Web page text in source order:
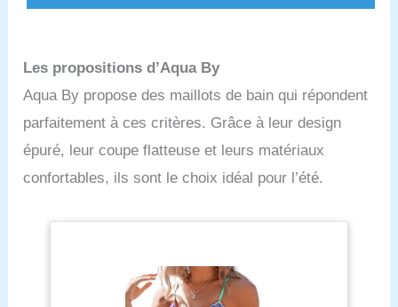
Les propositions d’Aqua By
Aqua By propose des maillots de bain qui répondent
parfaitement à ces critères. Grâce à leur design
épuré, leur coupe flatteuse et leurs matériaux
confortables, ils sont le choix idéal pour l’été.